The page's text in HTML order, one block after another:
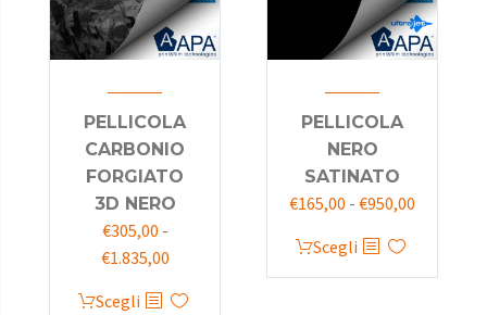
PELLICOLA
CARBONIO
FORGIATO
3D NERO
€305,00 -
€1.835,00
Scegli
PELLICOLA
NERO
SATINATO
€165,00 - €950,00
Scegli